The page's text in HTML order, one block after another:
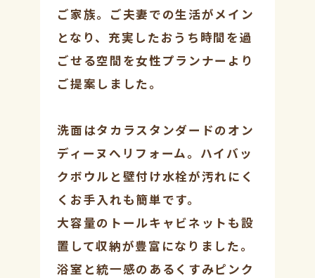
ご家族。ご夫妻での生活がメイン
となり、充実したおうち時間を過
ごせる空間を女性プランナーより
ご提案しました。
洗面はタカラスタンダードのオン
ディーヌへリフォーム。ハイバッ
クボウルと壁付け水栓が汚れにく
くお手入れも簡単です。
大容量のトールキャビネットも設
置して収納が豊富になりました。
浴室と統一感のあるくすみピンク